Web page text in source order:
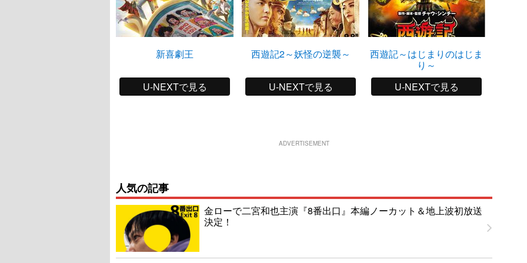
新喜劇王
U-NEXTで見る
西遊記2～妖怪の逆襲～
U-NEXTで見る
西遊記～はじまりのはじま
り～
U-NEXTで見る
ADVERTISEMENT
人気の記事
金ローで二宮和也主演『8番出口』本編ノーカット＆地上波初放送
決定！